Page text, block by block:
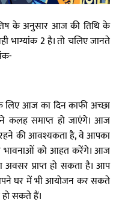
के अनुसार आज की तिथि के
2 है। तो चलिए जानते
लिए आज का दिन काफी अच्छा
कलह समाप्त हो जाएंगे। आज
की आवश्यकता है, वे आपका
को आहत करेंगे। आज
प्राप्त हो सकता है। आप
अपने घर में भी आयोजन कर सकते
सकते हैं।